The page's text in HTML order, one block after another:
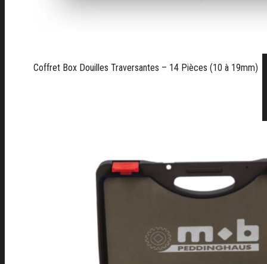
Coffret Box Douilles Traversantes – 14 Pièces (10 à 19mm)